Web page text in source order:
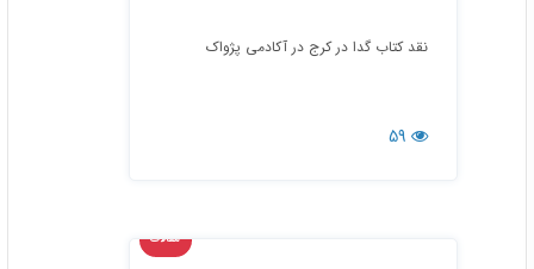
نقد کتاب گدا در کرج در آکادمی پژواک
مقالات